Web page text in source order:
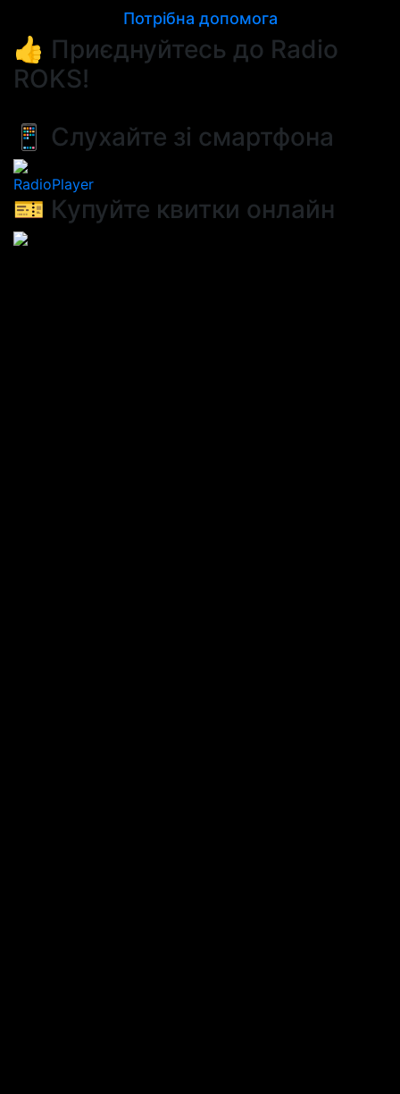
Потрібна допомога
👍 Приєднуйтесь до Radio
ROKS!
📱 Слухайте зі смартфона
RadioPlayer
🎫 Купуйте квитки онлайн